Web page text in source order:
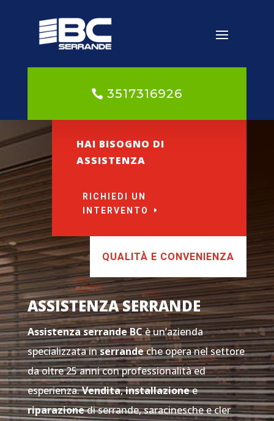
3517316926
HAI BISOGNO DI
ASSISTENZA
RICHIEDI UN
INTERVENTO
QUALITÀ E CONVENIENZA
ASSISTENZA SERRANDE
Assistenza serrandeBCè un’azienda
specializzata inserrandeche opera nel settore
da oltre 25 anni con professionalità ed
esperienza.Vendita,installazionee
riparazionedi serrande, saracinesche e cler